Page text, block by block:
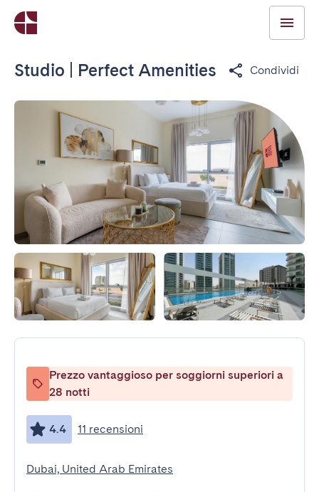
Studio | Perfect Amenities Condividi
Prezzo vantaggioso per soggiorni superiori a
28 notti
4.4 11 recensioni
Dubai, United Arab Emirates